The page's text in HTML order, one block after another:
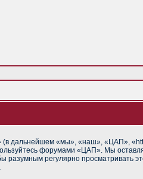
дальнейшем «мы», «наш», «ЦАП»,
форумами «ЦАП». Мы
разумным регулярно просматривать